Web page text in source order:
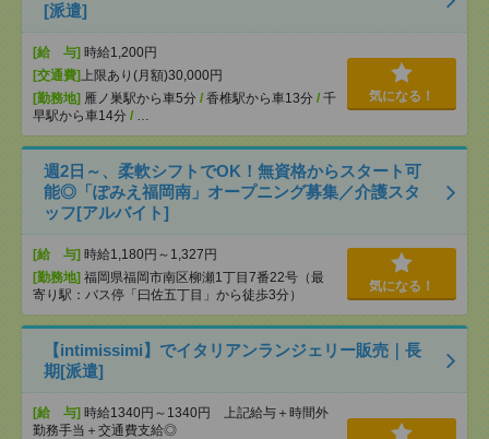
[派遣]
[給 与] 時給1,200円
[交通費] 上限あり(月額)30,000円
[勤務地] 雁ノ巣駅から車5分 / 香椎駅から車13分 / 千
早駅から車14分 / …
気になる！
週2日～、柔軟シフトでOK！無資格からスタート可
能◎「ぽみえ福岡南」オープニング募集／介護スタ
ッフ[アルバイト]
[給 与] 時給1,180円～1,327円
[勤務地] 福岡県福岡市南区柳瀬1丁目7番22号（最
寄り駅：バス停「曰佐五丁目」から徒歩3分）
気になる！
【intimissimi】でイタリアンランジェリー販売｜長
期[派遣]
[給 与] 時給1340円～1340円 上記給与＋時間外
勤務手当＋交通費支給◎